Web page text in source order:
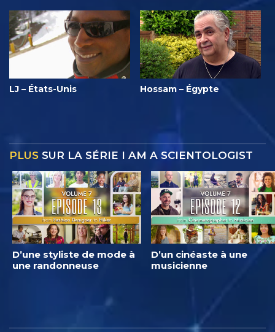
LJ – États-Unis Hossam – Égypte
PLUS SUR LA SÉRIE I AM A SCIENTOLOGIST
D’une styliste de mode à
une randonneuse
D’un cinéaste à une
musicienne